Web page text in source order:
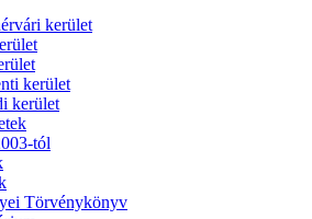
kerület
kerület
kerület
tól
Törvénykönyv